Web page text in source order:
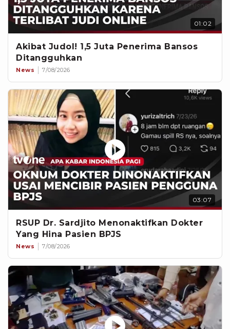
01:02
Akibat Judol! 1,5 Juta Penerima Bansos
Ditangguhkan
News 7/08/2026
03:07
RSUP Dr. Sardjito Menonaktifkan Dokter
Yang Hina Pasien BPJS
News 7/08/2026